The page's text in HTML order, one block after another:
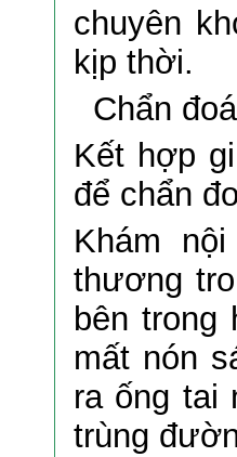
chuyên
kịp thời.
Chẩn
Kết hợp
để chẩn
Khám
thương
bên trong
mất nón
ra ống tai
trùng